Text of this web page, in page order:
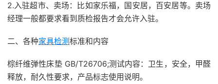
2.入驻超市、卖场：比如家乐福，国安居，百安居等。卖场
经理一般都要求看到质检报告才会允许入驻。
二、各种家具检测标准和内容
棕纤维弹性床垫 GB/T26706;测试内容：卫生，安全，甲醛
释放，耐久性要求，产品标志使用说明。